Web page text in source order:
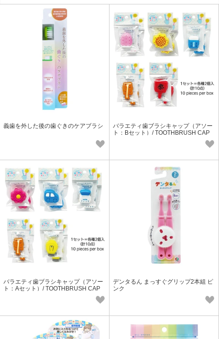
義歯を外した後の歯ぐきのケアブラシ
バラエティ歯ブラシキャップ（アソー
ト：Bセット）/ TOOTHBRUSH CAP
バラエティ歯ブラシキャップ（アソー
ト：Aセット）/ TOOTHBRUSH CAP
デンタるん まっすぐグリップ2本組 ピ
ンク